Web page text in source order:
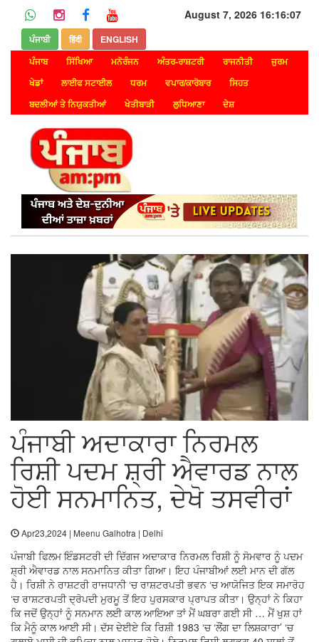
August 7, 2026 16:16:07
ਪੰਜਾਬੀ हिंदी
ENGLISH
ਪੰਜਾਬ
ਸਿੱਖਿਆ ਮਨੋਰੰਜਨ ਅੰਤਰ-ਰਾਸ਼ਟਰੀ ਰਾਜਨੀਤੀ
ਜੁਰਮ
ਖੇਡਾਂ
ਲਾਈਫ ਸਟਾਈਲ ਧਰਮ ਵਪਾਰ/ਕਾਰੋਬਾਰ
ਸਿਹਤ
ਬਦਲੀਆਂ ਤੇ ਨਿਯੁਕਤੀਆਂ
ਖੇਤੀਬਾੜੀ ਲੁਧਿਆਣਾ ਦੇਸ਼
ਪੰਜਾਬੀ ਅਦਾਕਾਰਾ ਨਿਰਮਲ
ਰਿਸ਼ੀ ਪਦਮ ਸ਼੍ਰੀ ਐਵਾਰਡ ਨਾਲ
ਹੋਈ ਸਨਮਾਨਿਤ, ਦੇਖੋ ਤਸਵੀਰਾਂ
Apr23,2024 | Meenu Galhotra | Delhi
ਪੰਜਾਬੀ ਫਿਲਮ ਇੰਡਸਟਰੀ ਦੀ ਦਿੱਗਜ ਅਦਾਕਾਰ ਨਿਰਮਲ ਰਿਸ਼ੀ ਨੂੰ ਸੋਮਵਾਰ ਨੂੰ ਪਦਮ
ਸ਼੍ਰੀ ਐਵਾਰਡ ਨਾਲ ਸਨਮਾਨਿਤ ਕੀਤਾ ਗਿਆ। ਇਹ ਪੰਜਾਬੀਆਂ ਲਈ ਮਾਨ ਦੀ ਗੱਲ
ਹੈ। ਰਿਸ਼ੀ ਨੇ ਰਾਸ਼ਟਰੀ ਰਾਜਧਾਨੀ ‘ਚ ਰਾਸ਼ਟਰਪਤੀ ਭਵਨ ‘ਚ ਆਯੋਜਿਤ ਇਕ ਸਮਾਰੋਹ
‘ਚ ਰਾਸ਼ਟਰਪਤੀ ਦ੍ਰੋਪਦੀ ਮੁਰਮੂ ਤੋਂ ਇਹ ਪੁਰਸਕਾਰ ਪ੍ਰਾਪਤ ਕੀਤਾ। ਉਨ੍ਹਾਂ ਨੇ ਕਿਹਾ
ਕਿ ਜਦੋਂ ਉਨ੍ਹਾਂ ਨੂੰ ਸਨਮਾਨ ਲਈ ਕਾਲ ਆਇਆ ਤਾਂ ਮੈਂ ਘਬਰਾ ਗਈ ਸੀ … ਮੈਂ ਖੁਸ਼ ਹਾਂ
ਕਿ ਮੈਨੂੰ ਕਾਲ ਆਈ ਸੀ। ਦੱਸ ਦੇਈਏ ਕਿ ਰਿਸ਼ੀ 1983 ‘ਚ ‘ਲੌਂਗ ਦਾ ਲਿਸ਼ਕਾਰਾ’ ‘ਚ